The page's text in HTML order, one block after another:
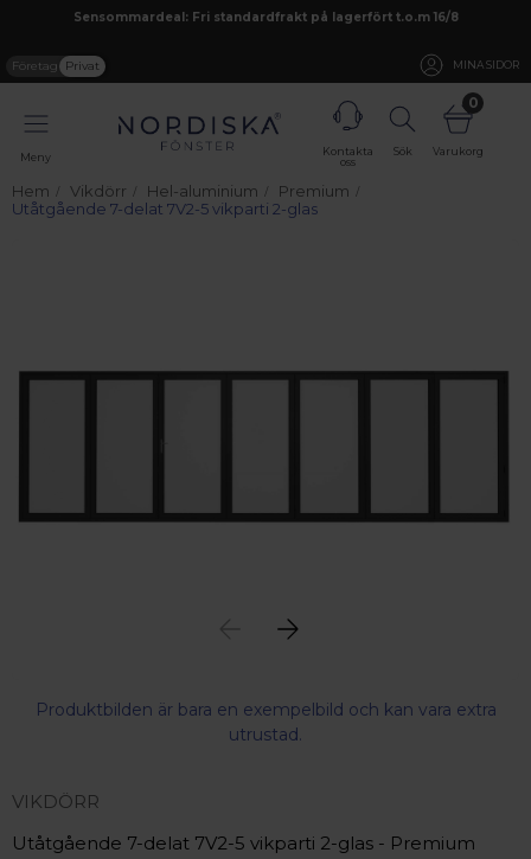
Sensommardeal: Fri standardfrakt på lagerfört t.o.m 16/8
Företag Privat MINA SIDOR
Meny
Kontakta
oss
Sök
0
Varukorg
Hem Vikdörr Hel-aluminium
Premium
Utåtgående 7-delat 7V2-5 vikparti 2-glas
Produktbilden är bara en exempelbild och kan vara extra
utrustad.
VIKDÖRR
Utåtgående 7-delat 7V2-5 vikparti 2-glas - Premium